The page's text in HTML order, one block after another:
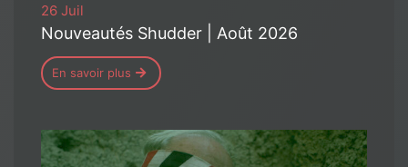
26 Juil
Nouveautés Shudder | Août 2026
En savoir plus